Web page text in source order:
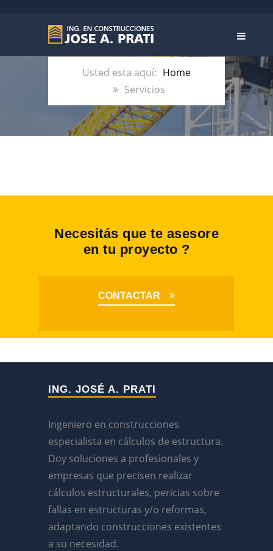
MISSERVICIOS
Home
Servicios
Necesitás que te asesore
en tu proyecto ?
CONTACTAR
ING. JOSÉ A. PRATI
Ingeniero en construcciones
especialista en cálculos de estructura.
Doy soluciones a profesionales y
empresas que precisen realizar
cálculos estructurales, pericias sobre
fallas en estructuras y/o reformas,
adaptando construcciones existentes
a su necesidad.